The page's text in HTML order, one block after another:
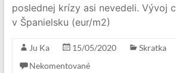
poslednej krízy asi nevedeli. Vývoj
v Španielsku (eur/m2)
Ju Ka 15/05/2020
Skratka
Nekomentované